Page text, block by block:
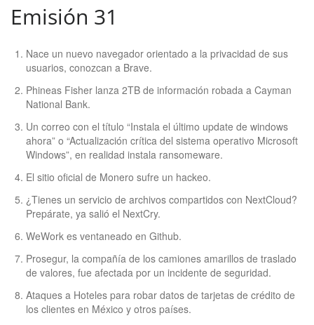
Emisión 31
Nace un nuevo navegador orientado a la privacidad de sus
usuarios, conozcan a Brave.
Phineas Fisher lanza 2TB de información robada a Cayman
National Bank.
Un correo con el título “Instala el último update de windows
ahora” o “Actualización crítica del sistema operativo Microsoft
Windows”, en realidad instala ransomeware.
El sitio oficial de Monero sufre un hackeo.
¿Tienes un servicio de archivos compartidos con NextCloud?
Prepárate, ya salió el NextCry.
WeWork es ventaneado en Github.
Prosegur, la compañía de los camiones amarillos de traslado
de valores, fue afectada por un incidente de seguridad.
Ataques a Hoteles para robar datos de tarjetas de crédito de
los clientes en México y otros países.